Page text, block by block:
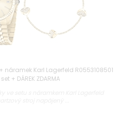
náramek Karl Lagerfeld R0553108501
set + DÁREK ZDARMA